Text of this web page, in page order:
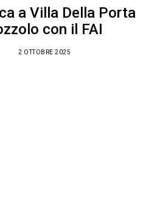
a Villa Della Porta
con il FAI
2 OTTOBRE 2025